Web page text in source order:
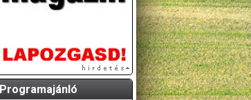
Programajánló